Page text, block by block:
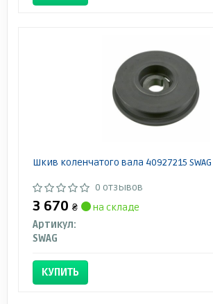
Шкив коленчатого вала 40927215 SWAG
0 отзывов
3 670 ₴
на складе
Артикул:
SWAG
КУПИТЬ